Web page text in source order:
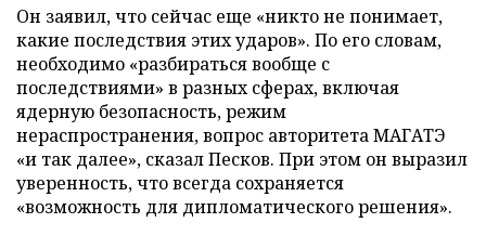
Он заявил, что сейчас еще «никто не понимает,
какие последствия этих ударов». По его словам,
необходимо «разбираться вообще с
последствиями» в разных сферах, включая
ядерную безопасность, режим
нераспространения, вопрос авторитета МАГАТЭ
«и так далее», сказал Песков. При этом он выразил
уверенность, что всегда сохраняется
«возможность для дипломатического решения».